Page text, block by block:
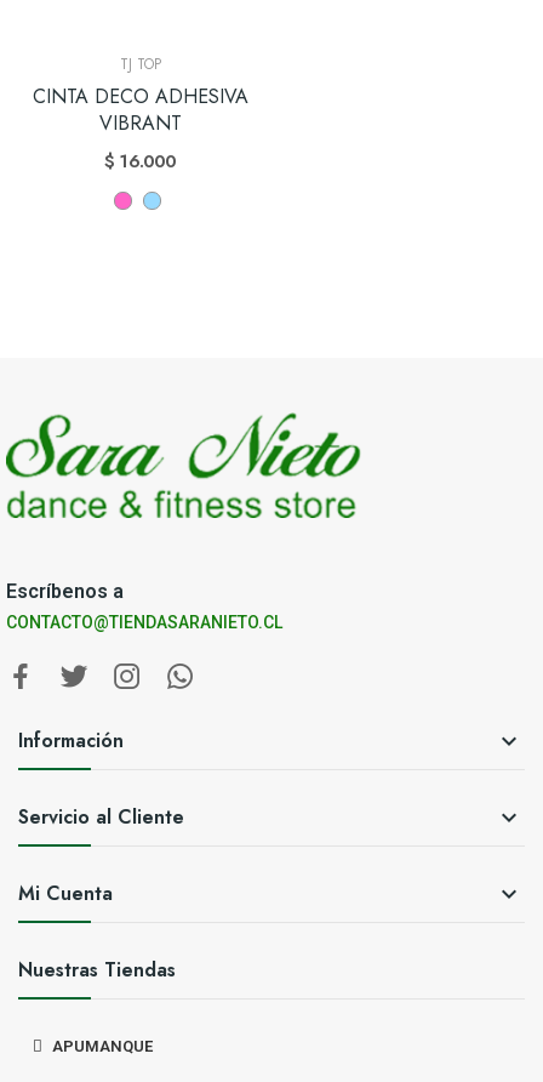
TJ TOP
CINTA DECO ADHESIVA
VIBRANT
$ 16.000
Escríbenos a
CONTACTO@TIENDASARANIETO.CL
Información 
Servicio al Cliente 
Mi Cuenta 
Nuestras Tiendas
APUMANQUE